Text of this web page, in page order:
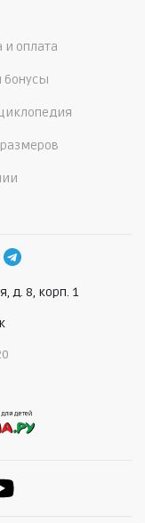
и оплата
бонусы
д. 8, корп. 1